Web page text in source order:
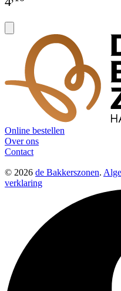
Online bestellen
Over ons
Contact
© 2026 de Bakkerszonen.
verklaring